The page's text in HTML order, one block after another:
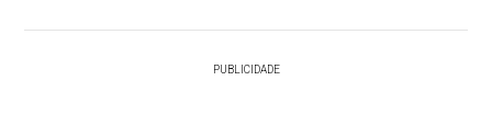
PUBLICIDADE